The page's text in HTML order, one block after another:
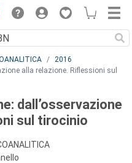
2016
alla relazione. Riflessioni sul
dall’osservazione
sul tirocinio